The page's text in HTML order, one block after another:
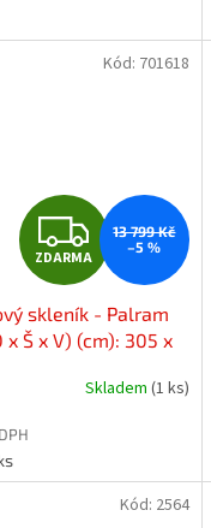
Z
D
A
R
A
ZDARMA
13 799 Kč
–5 %
skleník - Palram
x Š x V) (cm): 305 x
Skladem (1 ks)
Kód: 701618
Kód: 2564